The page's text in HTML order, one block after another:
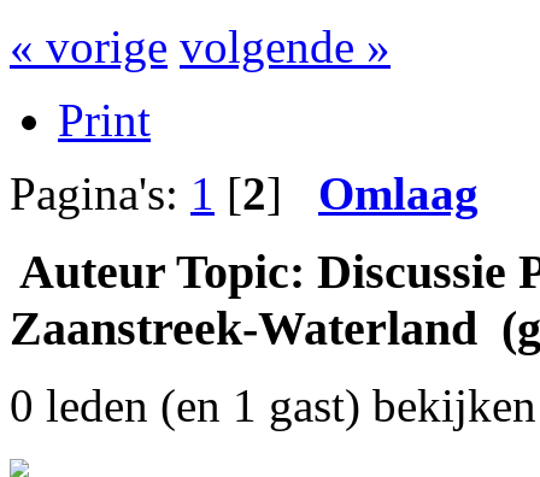
« vorige volgende »
Print
Pagina's: 1 [2] Omlaag
Auteur Topic: Discussie
Zaanstreek-Waterland
0 leden (en 1 gast)